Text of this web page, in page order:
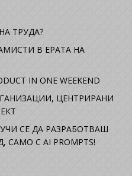
ТРУДА?
В ЕРАТА НА
IN ONE WEEKEND
ЦЕНТРИРАНИ
СЕ ДА РАЗРАБОТВАШ
С AI PROMPTS!